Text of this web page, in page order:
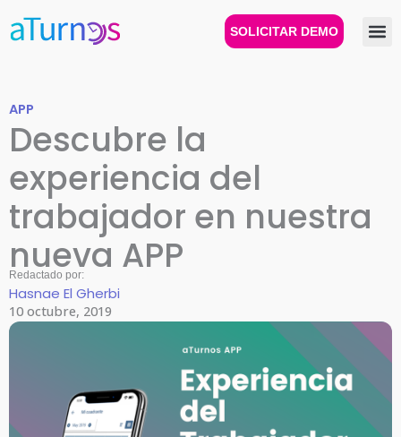
SOLICITAR DEMO
APP
Descubre la
experiencia del
trabajador en nuestra
nueva APP
Redactado por:
Hasnae El Gherbi
10 octubre, 2019